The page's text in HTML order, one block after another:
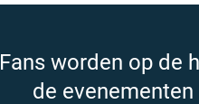
Fans worden op de
de evenementen